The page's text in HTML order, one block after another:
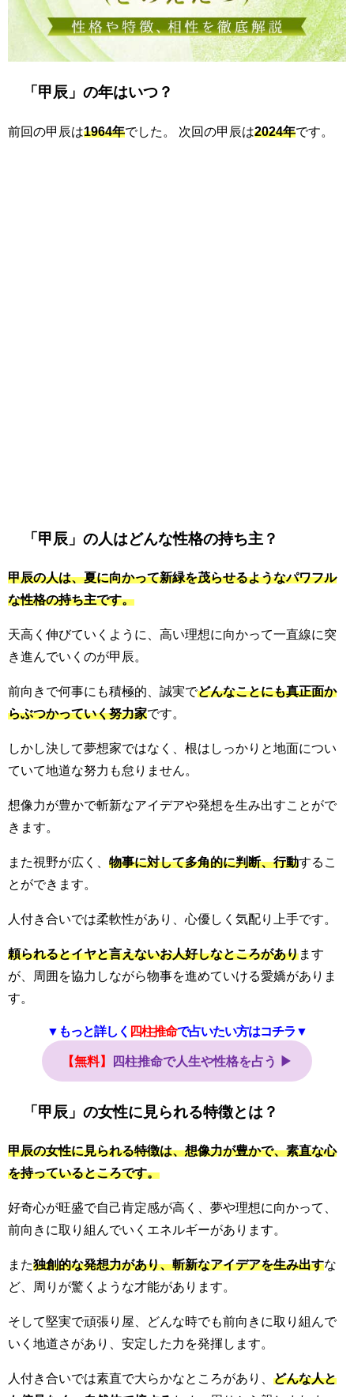
「甲辰」の年はいつ？
前回の甲辰は1964年でした。 次回の甲辰は2024年です。
「甲辰」の人はどんな性格の持ち主？
甲辰の人は、夏に向かって新緑を茂らせるようなパワフル
な性格の持ち主です。
天高く伸びていくように、高い理想に向かって一直線に突
き進んでいくのが甲辰。
前向きで何事にも積極的、誠実でどんなことにも真正面か
らぶつかっていく努力家です。
しかし決して夢想家ではなく、根はしっかりと地面につい
ていて地道な努力も怠りません。
想像力が豊かで斬新なアイデアや発想を生み出すことがで
きます。
また視野が広く、 物事に対して多角的に判断、行動するこ
とができます。
人付き合いでは柔軟性があり、心優しく気配り上手です。
頼られるとイヤと言えないお人好しなところがあります
が、周囲を協力しながら物事を進めていける愛嬌がありま
す。
▼もっと詳しく 四柱推命で占いたい方はコチラ▼
【無料】 四柱推命で人生や性格を占う ▶
「甲辰」の女性に見られる特徴とは？
甲辰の女性に見られる特徴は、想像力が豊かで、素直な心
を持っているところです。
好奇心が旺盛で自己肯定感が高く、夢や理想に向かって、
前向きに取り組んでいくエネルギーがあります。
また独創的な発想力があり、斬新なアイデアを生み出すな
ど、周りが驚くような才能があります。
そして堅実で頑張り屋、どんな時でも前向きに取り組んで
いく地道さがあり、安定した力を発揮します。
人付き合いでは素直で大らかなところがあり、 どんな人と